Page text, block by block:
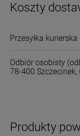
Koszty
Cena nie zawiera
Przesyłka kurierska
Odbiór osobisty
78-400
Produkty